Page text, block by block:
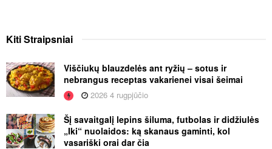
KitiStraipsniai
Viščiukų blauzdelės ant ryžių – sotus ir
nebrangus receptas vakarienei visai šeimai
2026 4 rugpjūčio
Šį savaitgalį lepins šiluma, futbolas ir didžiulės
„Iki“ nuolaidos: ką skanaus gaminti, kol
vasariški orai dar čia